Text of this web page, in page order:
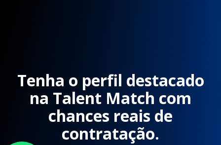
Tenha o perfil destacado
na Talent Match com
chances reais de
contratação.